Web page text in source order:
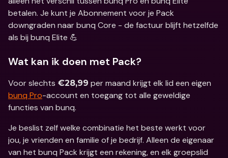
betalen. Je kunt je Abonnement voor je Pack
downgraden naar bunq Core - de factuur blijft hetzelfde
als bij bunq Elite 💪
Wat kan ik doen met Pack?
Voor slechts €28,99
bunq Pro-account en toegang tot alle geweldige
functies van bunq.
Je beslist zelf welke combinatie het beste werkt voor
jou, je vrienden en familie of je bedrijf. Alleen de eigenaar
van het bunq Pack krijgt een rekening, en elk groepslid